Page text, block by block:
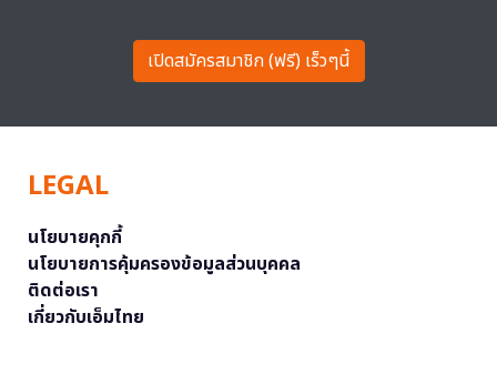
เปิดสมัครสมาชิก (ฟรี) เร็วๆนี้
LEGAL
นโยบายคุกกี้
นโยบายการคุ้มครองข้อมูลส่วนบุคคล
ติดต่อเรา
เกี่ยวกับเอ็มไทย